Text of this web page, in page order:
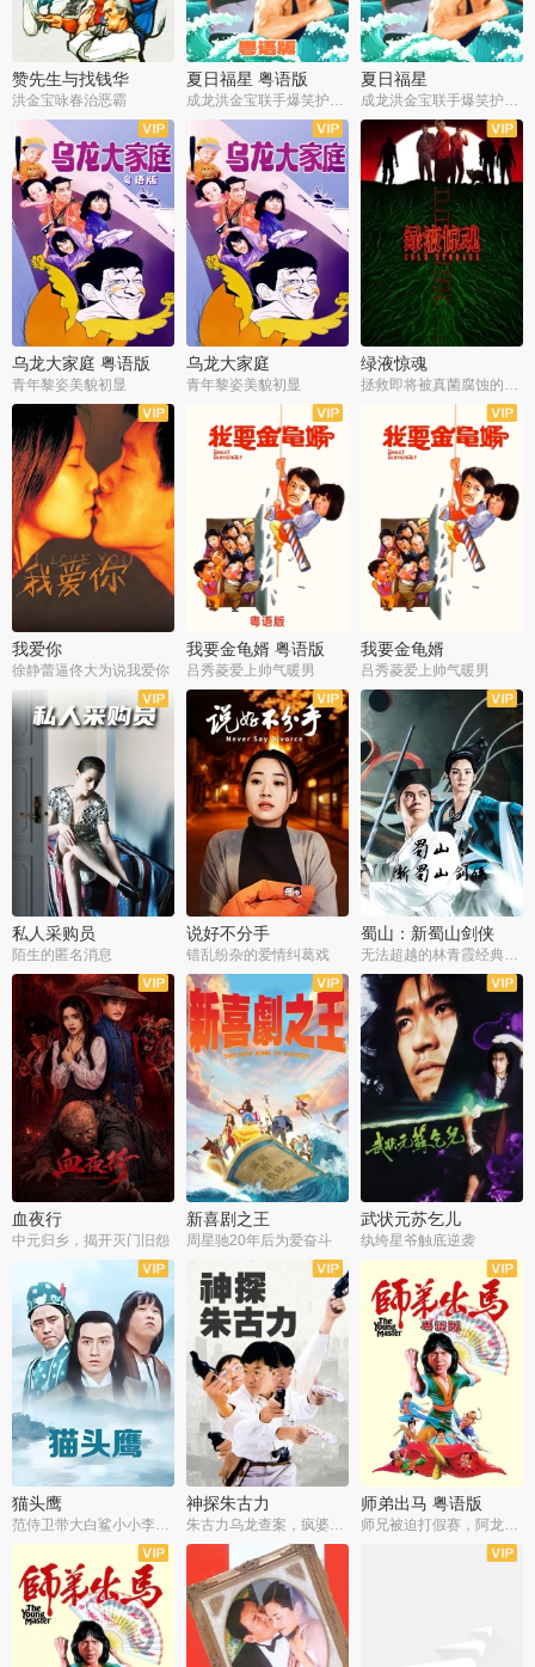
赞先生与找钱华
洪金宝咏春治恶霸
夏日福星 粤语版
成龙洪金宝联手爆笑护美女
夏日福星
成龙洪金宝联手爆笑护美女
乌龙大家庭 粤语版
青年黎姿美貌初显
乌龙大家庭
青年黎姿美貌初显
绿液惊魂
拯救即将被真菌腐蚀的世界
我爱你
徐静蕾逼佟大为说我爱你
我要金龟婿 粤语版
吕秀菱爱上帅气暖男
我要金龟婿
吕秀菱爱上帅气暖男
私人采购员
陌生的匿名消息
说好不分手
错乱纷杂的爱情纠葛戏
蜀山：新蜀山剑侠
无法超越的林青霞经典角色
血夜行
中元归乡，揭开灭门旧怨
新喜剧之王
周星驰20年后为爱奋斗
武状元苏乞儿
纨绔星爷触底逆袭
猫头鹰
范侍卫带大白鲨小小李破案寻妃
神探朱古力
朱古力乌龙查案，疯婆子神助攻
师弟出马 粤语版
师兄被迫打假赛，阿龙追查斗黑帮